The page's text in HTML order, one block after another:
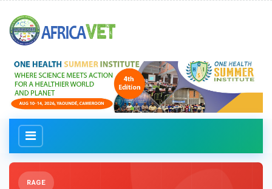
RAGE